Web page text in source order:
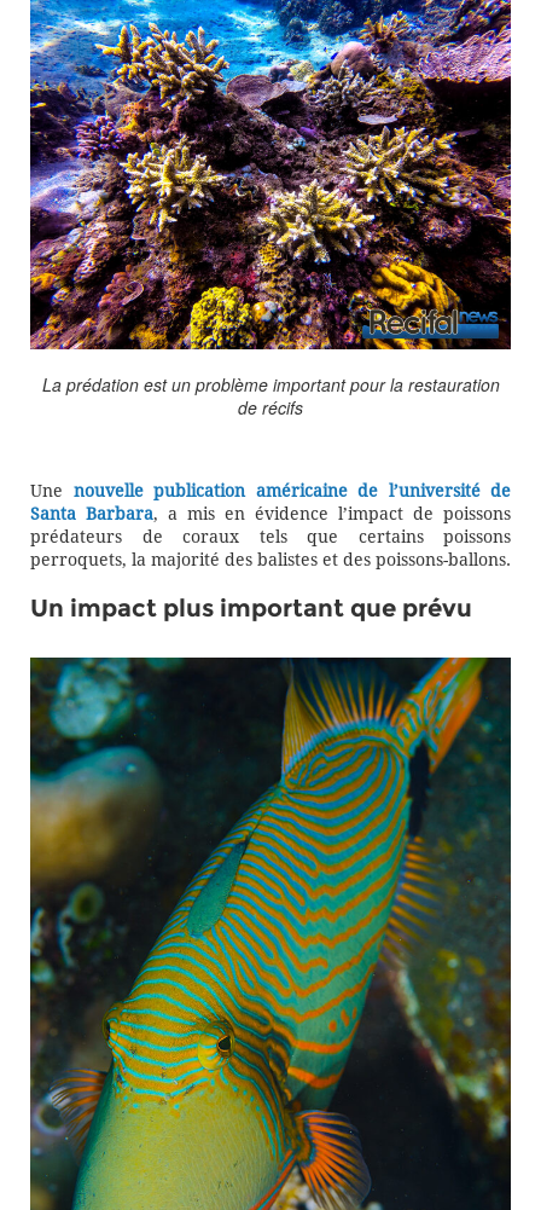
La prédation est un problème important pour la restauration
de récifs
Une nouvelle publication américaine de l’université de
Santa Barbara, a mis en évidence l’impact de poissons
prédateurs de coraux tels que certains poissons
perroquets, la majorité des balistes et des poissons-ballons.
Un impact plus important que prévu